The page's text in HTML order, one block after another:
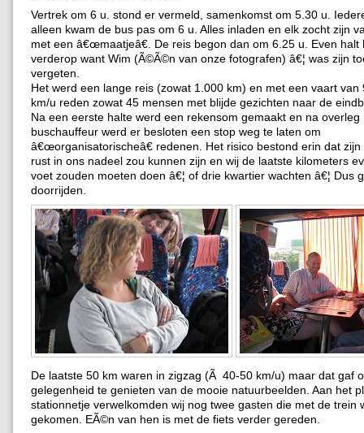
Vertrek om 6 u. stond er vermeld, samenkomst om 5.30 u.
alleen kwam de bus pas om 6 u. Alles inladen en elk zocht zijn
met een â€œmaatjeâ€. De reis begon dan om 6.25 u. Even halt
verderop want Wim (Ã©Ã©n van onze fotografen) â€¦ was zijn
vergeten.
Het werd een lange reis (zowat 1.000 km) en met een vaart
km/u reden zowat 45 mensen met blijde gezichten naar de
Na een eerste halte werd een rekensom gemaakt en na overleg
buschauffeur werd er besloten een stop weg te laten om
â€œorganisatorischeâ€ redenen. Het risico bestond erin dat
rust in ons nadeel zou kunnen zijn en wij de laatste kilometers
voet zouden moeten doen â€¦ of drie kwartier wachten â€¦ Dus
doorrijden.
De laatste 50 km waren in zigzag (Ã 40-50 km/u) maar dat gaf
gelegenheid te genieten van de mooie natuurbeelden. Aan het
stationnetje verwelkomden wij nog twee gasten die met de trein
gekomen. EÃ©n van hen is met de fiets verder gereden.